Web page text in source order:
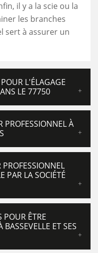
il y a la scie ou la
les branches
sert à assurer un
L'ÉLAGAGE
LE 77750
PROFESSIONNEL À
PAR LA SOCIÉTÉ
POUR ÊTRE
ET SES